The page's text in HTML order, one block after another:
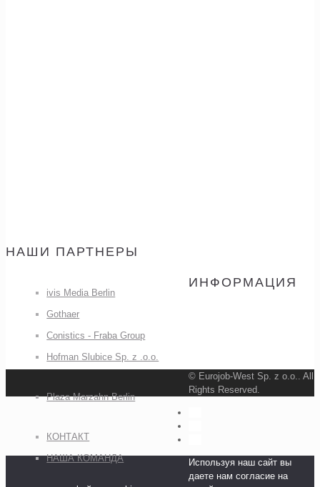
НАШИ ПАРТНЕРЫ
ivis Media Berlin
Gothaer
Conistics - Fraba Group
Hofman Slubice Sp. z .o.o.
Plaza Marzahn Berlin
ИНФОРМАЦИЯ
КОНТАКТ
НАША КОМАНДА
© Eurojob-West Sp. z o.o.. All
Rights Reserved.
Используя наш сайт вы
даете нам согласие на